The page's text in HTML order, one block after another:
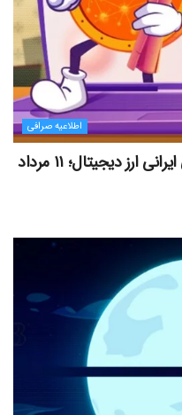
اطلاعیه صرافی
اطلاعیه و اتفاقات مهم صرافی‌های ایرانی ارز دیجیتال؛ ۱۱ مرداد